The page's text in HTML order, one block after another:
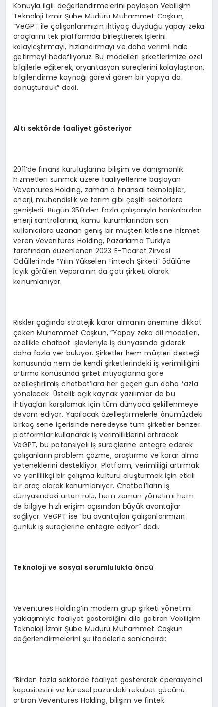
Konuyla ilgili değerlendirmelerini paylaşan Vebilişim
Teknoloji İzmir Şube Müdürü Muhammet Coşkun,
“VeGPT ile çalışanlarımızın ihtiyaç duyduğu yapay zeka
araçlarını tek platformda birleştirerek işlerini
kolaylaştırmayı, hızlandırmayı ve daha verimli hale
getirmeyi hedefliyoruz. Bu modelleri şirketlerimize özel
bilgilerle eğiterek, oryantasyon süreçlerini kolaylaştıran,
bilgilendirme kaynağı görevi gören bir yapıya da
dönüştürdük” dedi.
Altı sektörde faaliyet gösteriyor
2011’de finans kuruluşlarına bilişim ve danışmanlık
hizmetleri sunmak üzere faaliyetlerine başlayan
Veventures Holding, zamanla finansal teknolojiler,
enerji, mühendislik ve tarım gibi çeşitli sektörlere
genişledi. Bugün 350’den fazla çalışanıyla bankalardan
enerji santrallarına, kamu kurumlarından son
kullanıcılara uzanan geniş bir müşteri kitlesine hizmet
veren Veventures Holding, Pazarlama Türkiye
tarafından düzenlenen 2023 E-Ticaret Zirvesi
Ödülleri’nde “Yılın Yükselen Fintech Şirketi” ödülüne
layık görülen Vepara’nın da çatı şirketi olarak
konumlanıyor.
Riskler çağında stratejik karar almanın önemine dikkat
çeken Muhammet Coşkun, “Yapay zeka dil modelleri,
özellikle chatbot işlevleriyle iş dünyasında giderek
daha fazla yer buluyor. Şirketler hem müşteri desteği
konusunda hem de kendi şirketlerindeki iş verimliliğini
artırma konusunda şirket ihtiyaçlarına göre
özelleştirilmiş chatbot’lara her geçen gün daha fazla
yönelecek. Üstelik açık kaynak yazılımlar da bu
ihtiyaçları karşılamak için tüm dünyada şekillenmeye
devam ediyor. Yapılacak özelleştirmelerle önümüzdeki
birkaç sene içerisinde neredeyse tüm şirketler benzer
platformlar kullanarak iş verimliliklerini artıracak.
VeGPT, bu potansiyeli iş süreçlerine entegre ederek
çalışanların problem çözme, araştırma ve karar alma
yeteneklerini destekliyor. Platform, verimliliği artırmak
ve yenililikçi bir çalışma kültürü oluşturmak için etkili
bir araç olarak konumlanıyor. Chatbot’ların iş
dünyasındaki artan rolü, hem zaman yönetimi hem
de bilgiye hızlı erişim açısından büyük avantajlar
sağlıyor. VeGPT ise ’bu avantajları çalışanlarımızın
günlük iş süreçlerine entegre ediyor” dedi.
Teknoloji ve sosyal sorumlulukta öncü
Veventures Holding’in modern grup şirketi yönetimi
yaklaşımıyla faaliyet gösterdiğini dile getiren Vebilişim
Teknoloji İzmir Şube Müdürü Muhammet Coşkun
değerlendirmelerini şu ifadelerle sonlandırdı:
“Birden fazla sektörde faaliyet göstererek operasyonel
kapasitesini ve küresel pazardaki rekabet gücünü
artıran Veventures Holding, bilişim ve fintek